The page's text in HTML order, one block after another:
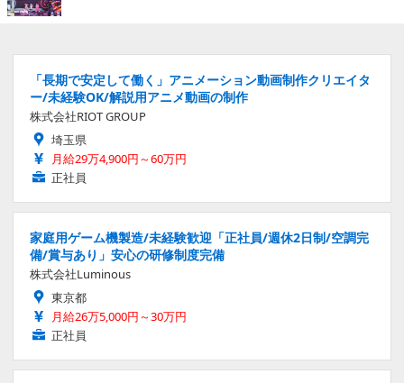
「長期で安定して働く」アニメーション動画制作クリエイタ
ー/未経験OK/解説用アニメ動画の制作
株式会社RIOT GROUP
埼玉県
月給29万4,900円～60万円
正社員
家庭用ゲーム機製造/未経験歓迎「正社員/週休2日制/空調完
備/賞与あり」安心の研修制度完備
株式会社Luminous
東京都
月給26万5,000円～30万円
正社員